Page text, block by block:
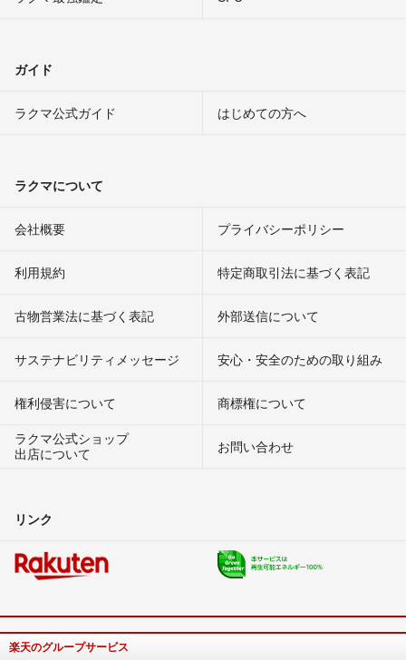
ガイド
ラクマ公式ガイド はじめての方へ
ラクマについて
会社概要 プライバシーポリシー
利用規約 特定商取引法に基づく表記
古物営業法に基づく表記 外部送信について
サステナビリティメッセージ 安心・安全のための取り組み
権利侵害について
商標権について
ラクマ公式ショップ
出店について
お問い合わせ
リンク
楽天のグループサービス